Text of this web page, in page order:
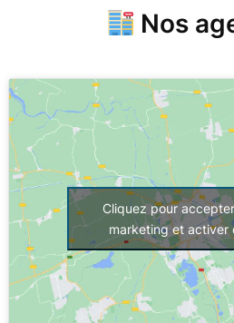
Nos
Cliquez pour
marketing et activer